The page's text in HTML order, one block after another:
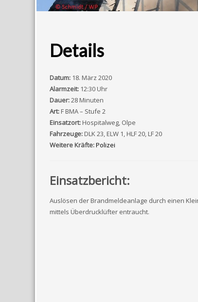
Details
Datum: 18. März 2020
Alarmzeit: 12:30 Uhr
Dauer:28 Minuten
Art:F BMA – Stufe 2
Einsatzort:Hospitalweg, Olpe
Fahrzeuge:DLK 23, ELW 1, HLF 20, LF 20
Weitere Kräfte:Polizei
Einsatzbericht:
Auslösen der Brandmeldeanlage durch einen
mittels Überdrucklüfter entraucht.